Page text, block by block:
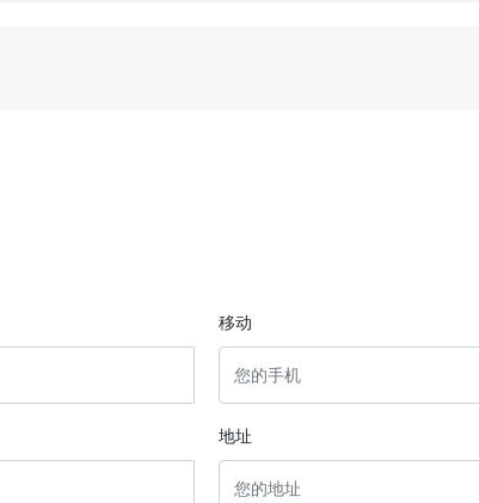
移动
地址